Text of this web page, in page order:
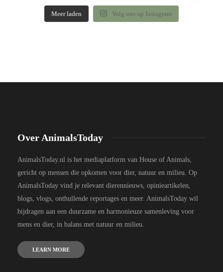
Meer laden Volg ons op Instagram
Over AnimalsToday
AnimalsToday.nl is het mediaplatform van House of Animals,
gericht op mensen die opkomen voor dier, natuur en milieu. Op
AnimalsToday vind je relevant dierennieuws, opinieartikelen,
blogs, vlogs, onthullende reportages en meer. AnimalsToday wil
bijdragen aan een duurzame en harmonieuze samenleving voor
mens en dier, in balans met natuur en milieu.
LEARN MORE